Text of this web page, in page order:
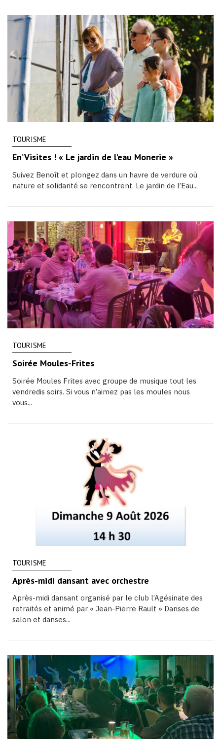
TOURISME
En’Visites ! « Le jardin de l’eau Monerie »
Suivez Benoît et plongez dans un havre de verdure où
nature et solidarité se rencontrent. Le jardin de l’Eau...
TOURISME
Soirée Moules-Frites
Soirée Moules Frites avec groupe de musique tout les
vendredis soirs. Si vous n’aimez pas les moules nous
vous...
TOURISME
Après-midi dansant avec orchestre
Après-midi dansant organisé par le club l’Agésinate des
retraités et animé par « Jean-Pierre Rault » Danses de
salon et danses...